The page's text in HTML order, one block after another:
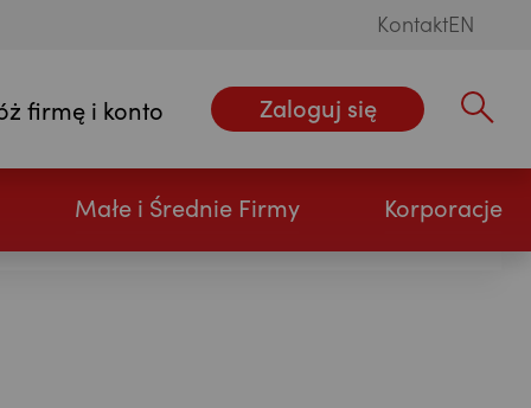
KontaktEN
firmę i konto Zaloguj się Wpisz
Małe i Średnie Firmy Korporacje